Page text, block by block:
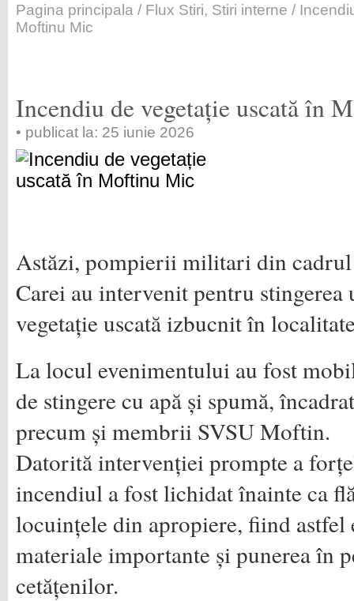
Pagina principala / Flux Stiri, Stiri interne /
Moftinu Mic
Incendiu de vegetație uscată în
• publicat la: 25 iunie 2026
Astăzi, pompierii militari din
Carei au intervenit pentru
vegetație uscată izbucnit în
La locul evenimentului au fost
de stingere cu apă și spumă,
precum și membrii SVSU Moftin.
Datorită intervenției prompte a
incendiul a fost lichidat înainte ca
locuințele din apropiere, fiind astfel
materiale importante și punerea în
cetățenilor.